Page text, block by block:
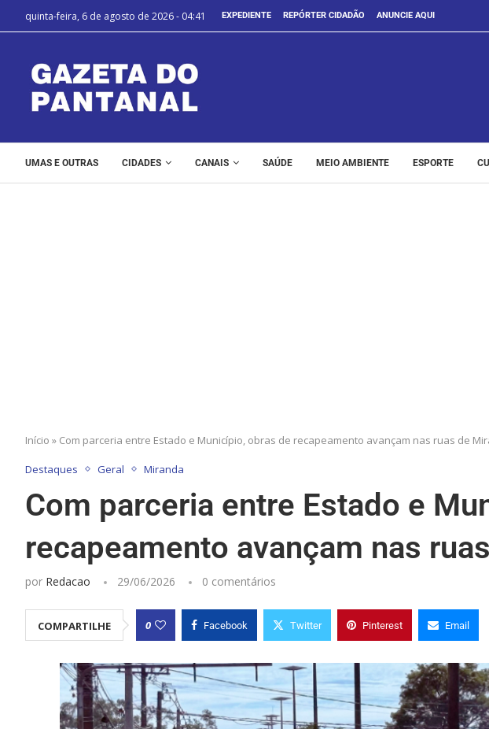
quinta-feira, 6 de agosto de 2026 - 04:41 EXPEDIENTE REPÓRTER CIDADÃO ANUNCIE AQUI
UMAS E OUTRAS CIDADES CANAIS SAÚDE MEIO AMBIENTE ESPORTE
Início » Com parceria entre Estado e Município, obras de recapeamento avançam nas ruas de
Destaques Geral Miranda
Com parceria entre Estado e
recapeamento avançam nas
por Redacao 29/06/2026 0 comentários
COMPARTILHE 0 Facebook Twitter Pinterest Email